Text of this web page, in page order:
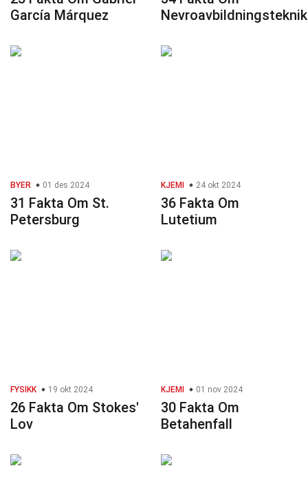
García Márquez
BYER 01 des 2024
31 Fakta Om St.
Petersburg
KJEMI 24 okt 2024
36 Fakta Om
Lutetium
FYSIKK 19 okt 2024
26 Fakta Om Stokes'
Lov
KJEMI 01 nov 2024
30 Fakta Om
Betahenfall